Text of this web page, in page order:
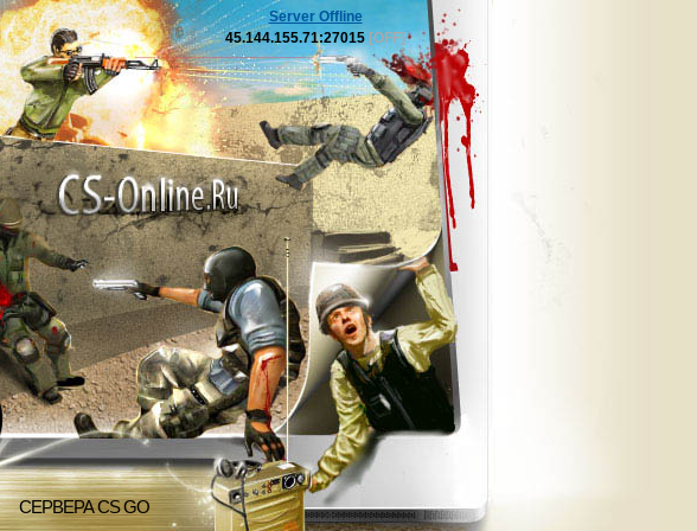
СЕРВЕРА CS GO
Server Offline
45.144.155.71:27015 [OFF]